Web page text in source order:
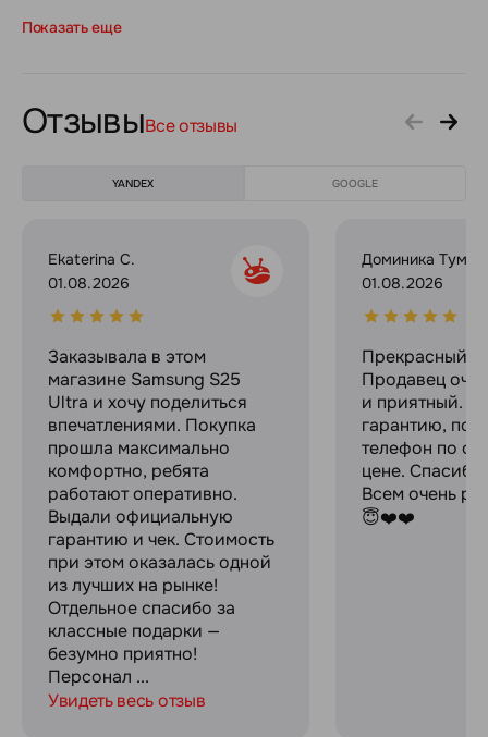
Показать еще
ОтзывыВсе отзывы
YANDEX GOOGLE
Ekaterina C.
01.08.2026
Заказывала в этом
магазине Samsung S25
Ultra и хочу поделиться
впечатлениями. Покупка
прошла максимально
комфортно, ребята
работают оперативно.
Выдали официальную
гарантию и чек. Стоимость
при этом оказалась одной
из лучших на рынке!
Отдельное спасибо за
классные подарки —
безумно приятно!
Персонал ...
Увидеть весь отзыв
Доминика
01.08.2026
Прекрасный
Продавец
и приятный.
гарантию,
телефон по
цене.
Всем очень
😇❤️❤️